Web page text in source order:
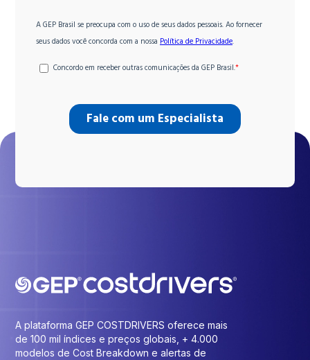
A plataforma GEP COSTDRIVERS oferece mais
de 100 mil índices e preços globais, + 4.000
modelos de Cost Breakdown e alertas de